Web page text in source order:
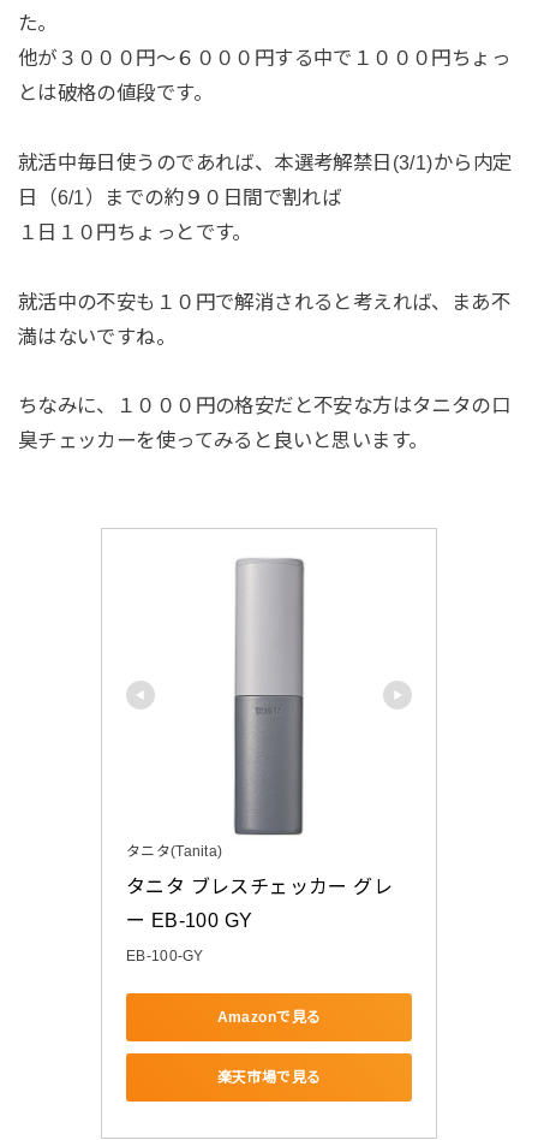
た。
他が３０００円～６０００円する中で１０００円ちょっ
とは破格の値段です。
就活中毎日使うのであれば、本選考解禁日(3/1)から内定
日（6/1）までの約９０日間で割れば
１日１０円ちょっとです。
就活中の不安も１０円で解消されると考えれば、まあ不
満はないですね。
ちなみに、１０００円の格安だと不安な方はタニタの口
臭チェッカーを使ってみると良いと思います。
タニタ(Tanita)
タニタ ブレスチェッカー グレ
ー EB-100 GY
EB-100-GY
Amazonで見る
楽天市場で見る